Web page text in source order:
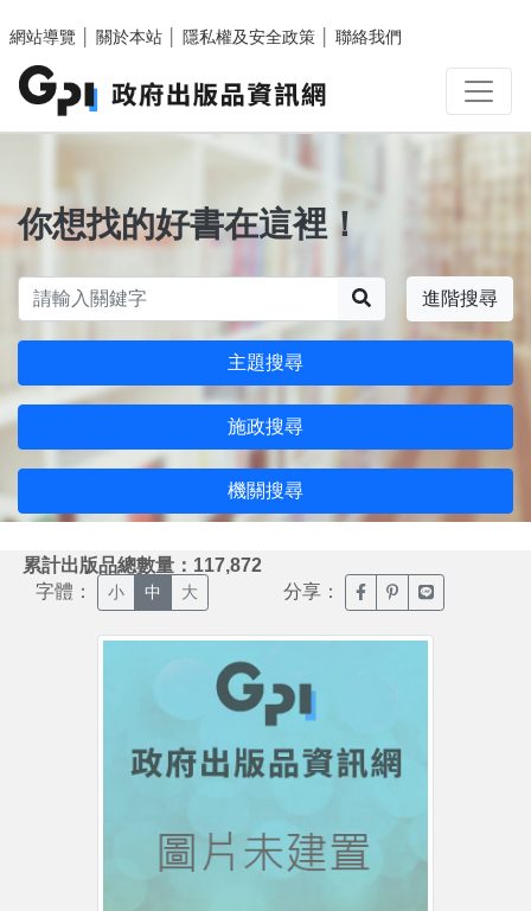
網站導覽
關於本站 隱私權及安全政策 聯絡我們
你想找的好書在這裡！
進階搜尋
主題搜尋
施政搜尋
機關搜尋
累計出版品總數量：117,872
字體： 小 中 大 分享： 臉書分享(另開新視窗)
噗浪分享(另開新
Line分享(另